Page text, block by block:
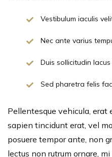
Vestibulum iaculis
Nec ante varius
Duis sollicitudin
Sed pharetra felis
Pellentesque vehicula, erat
sapien tincidunt erat, vel
posuere tempor ante, non
lectus non rutrum ornare,